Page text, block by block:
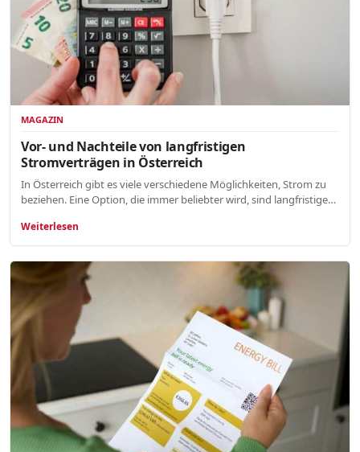
MAGAZIN
Vor- und Nachteile von langfristigen
Stromverträgen in Österreich
In Österreich gibt es viele verschiedene Möglichkeiten, Strom zu
beziehen. Eine Option, die immer beliebter wird, sind langfristige…
Weiterlesen